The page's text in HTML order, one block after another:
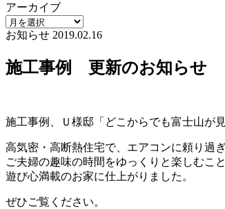
アーカイブ
お知らせ 2019.02.16
施工事例 更新のお知らせ
施工事例、Ｕ様邸「どこからでも富士山が
高気密・高断熱住宅で、エアコンに頼り過
ご夫婦の趣味の時間をゆっくりと楽しむこと
遊び心満載のお家に仕上がりました。
ぜひご覧ください。